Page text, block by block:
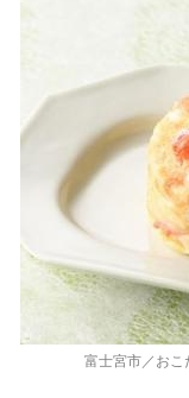
富士宮市／お